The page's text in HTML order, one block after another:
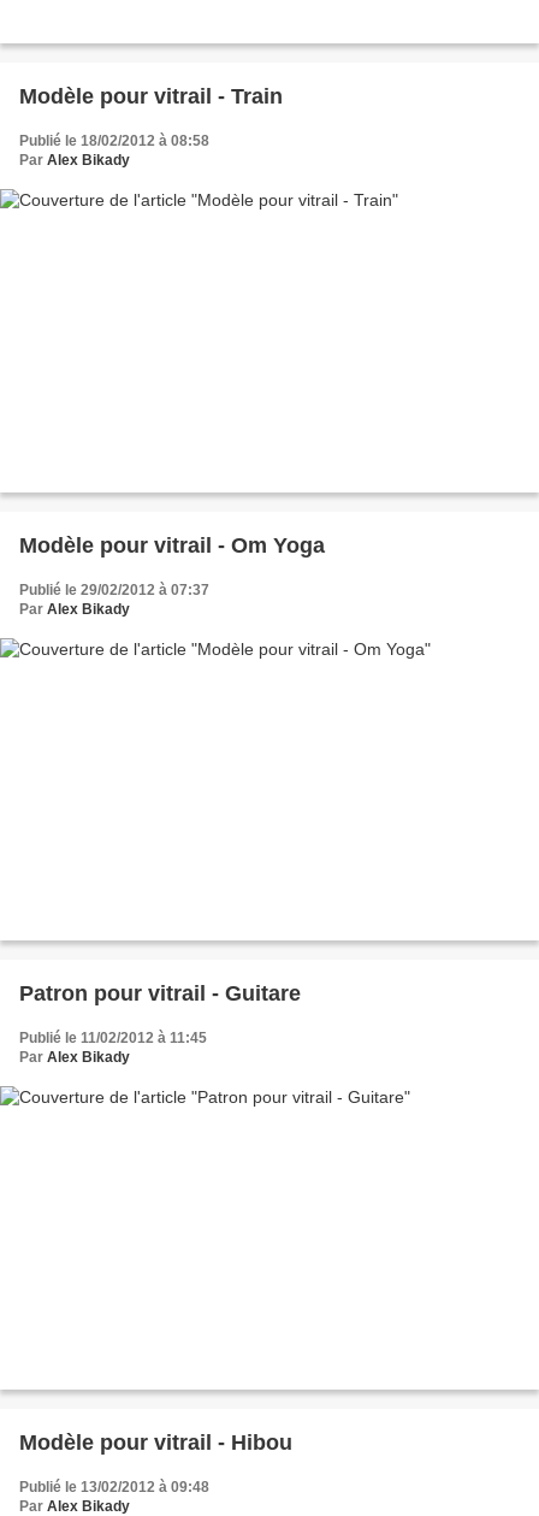
Modèle pour vitrail - Train
Publié le 18/02/2012 à 08:58
Par Alex Bikady
Modèle pour vitrail - Om Yoga
Publié le 29/02/2012 à 07:37
Par Alex Bikady
Patron pour vitrail - Guitare
Publié le 11/02/2012 à 11:45
Par Alex Bikady
Modèle pour vitrail - Hibou
Publié le 13/02/2012 à 09:48
Par Alex Bikady